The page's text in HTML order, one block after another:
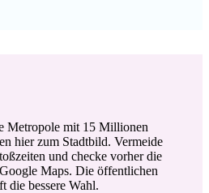
Metropole mit 15 Millionen
hier zum Stadtbild. Vermeide
und checke vorher die
Maps. Die öffentlichen
die bessere Wahl.